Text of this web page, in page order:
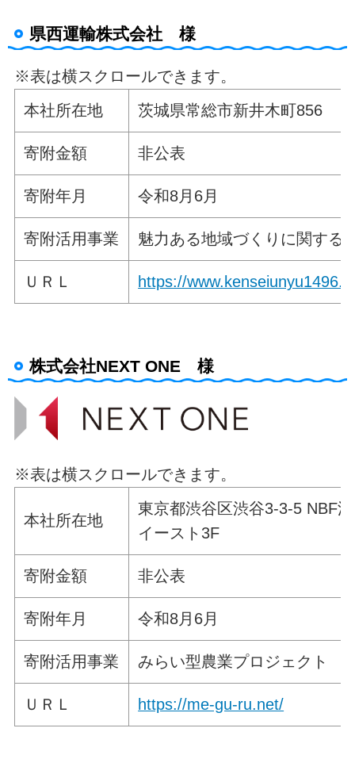
県西運輸株式会社 様
※表は横スクロールできます。
本社所在地
茨城県常総市新井木町856
寄附金額 非公表
寄附年月 令和8月6月
寄附活用事業 魅力ある地域づくりに関する
ＵＲＬ https://
株式会社NEXT ONE 様
※表は横スクロールできます。
本社所在地
東京都渋谷区渋谷3-3-5 NBF
イースト3F
寄附金額 非公表
寄附年月 令和8月6月
寄附活用事業 みらい型農業プロジェクト
ＵＲＬ https://me-gu-ru.net/